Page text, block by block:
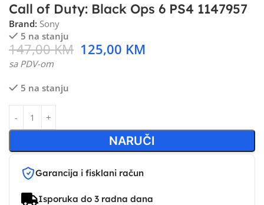
Call of Duty: Black Ops 6 PS4 1147957
Brand: Sony
5 na stanju
147,00KM 125,00 KM
sa PDV-om
5 na stanju
NARUČI
Garancija i fisklani račun
Isporuka do 3 radna dana